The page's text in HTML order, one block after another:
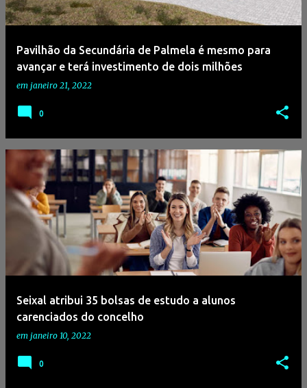
g
Pavilhão da Secundária de Palmela é mesmo para
avançar e terá investimento de dois milhões
em janeiro 21, 2022
0
Seixal atribui 35 bolsas de estudo a alunos
carenciados do concelho
em janeiro 10, 2022
0